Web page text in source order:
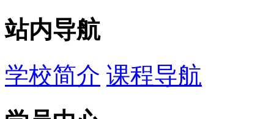
站内导航
学校简介 课程导航